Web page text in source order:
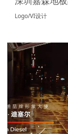
Logo/VI设计